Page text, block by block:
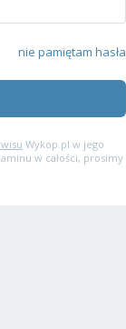
nie pamiętam hasła
Wykop.pl w jego
w całości, prosimy